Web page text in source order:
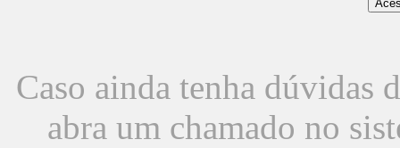
Caso ainda tenha dúvidas
abra um chamado no